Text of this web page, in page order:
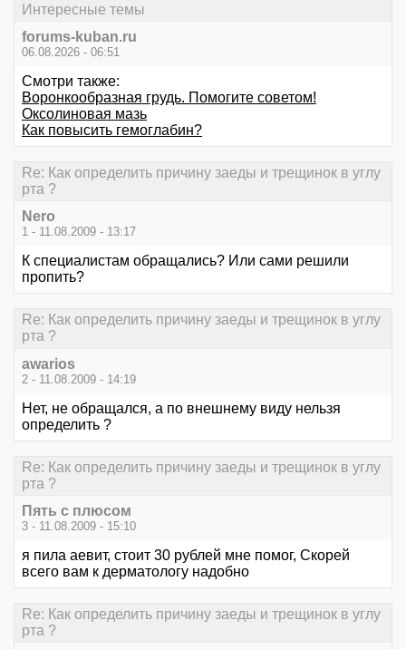
Интересные темы
forums-kuban.ru
06.08.2026 - 06:51
Смотри также:
Воронкообразная грудь. Помогите советом!
Оксолиновая мазь
Как повысить гемоглабин?
Re: Как определить причину заеды и трещинок в углу
рта ?
Nero
1 - 11.08.2009 - 13:17
К специалистам обращались? Или сами решили
пропить?
Re: Как определить причину заеды и трещинок в углу
рта ?
awarios
2 - 11.08.2009 - 14:19
Нет, не обращался, а по внешнему виду нельзя
определить ?
Re: Как определить причину заеды и трещинок в углу
рта ?
Пять с плюсом
3 - 11.08.2009 - 15:10
я пила аевит, стоит 30 рублей мне помог, Скорей
всего вам к дерматологу надобно
Re: Как определить причину заеды и трещинок в углу
рта ?